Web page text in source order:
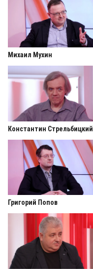
Михаил Мухин
Константин Стрельбицкий
Григорий Попов